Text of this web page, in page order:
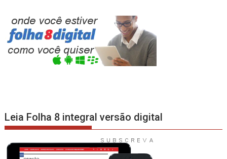
Leia Folha 8 integral versão digital